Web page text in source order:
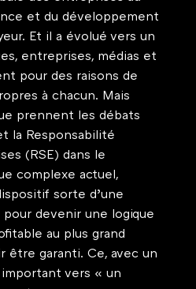
et du développement
Et il a évolué vers un
entreprises, médias et
pour des raisons de
à chacun. Mais
prennent les débats
la Responsabilité
(RSE) dans le
complexe actuel,
sorte d’une
devenir une logique
au plus grand
être garanti. Ce, avec un
vers « un